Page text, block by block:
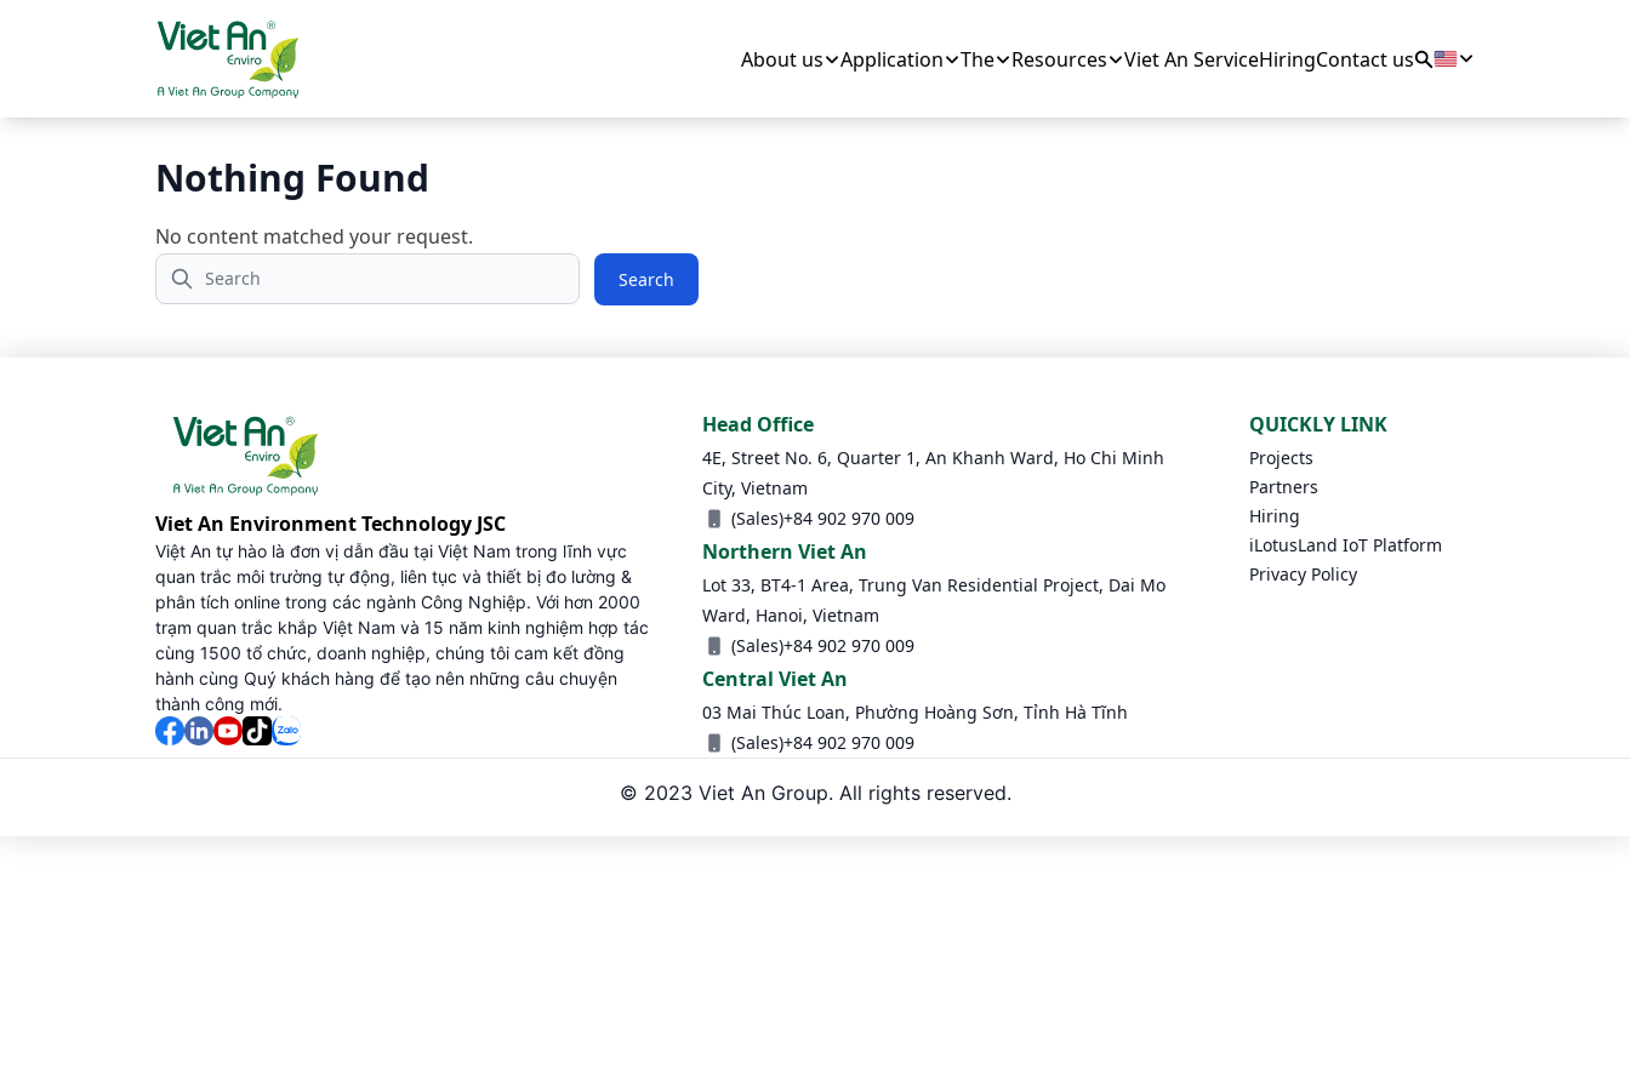
About us
Application The Resources Viet An ServiceHiringContact us
Nothing Found
No content matched your request.
Search
Viet An Environment Technology JSC
Việt An tự hào là đơn vị dẫn đầu tại Việt Nam trong lĩnh vực
quan trắc môi trường tự động, liên tục và thiết bị đo lường &
phân tích online trong các ngành Công Nghiệp. Với hơn 2000
trạm quan trắc khắp Việt Nam và 15 năm kinh nghiệm hợp tác
cùng 1500 tổ chức, doanh nghiệp, chúng tôi cam kết đồng
hành cùng Quý khách hàng để tạo nên những câu chuyện
thành công mới.
Head Office
4E, Street No. 6, Quarter 1, An Khanh Ward, Ho Chi Minh
City, Vietnam
(Sales)+84 902 970 009
Northern Viet An
Lot 33, BT4-1 Area, Trung Van Residential Project, Dai Mo
Ward, Hanoi, Vietnam
(Sales)+84 902 970 009
Central Viet An
03 Mai Thúc Loan, Phường Hoàng Sơn, Tỉnh Hà Tĩnh
(Sales)+84 902 970 009
QUICKLY LINK
Projects
Partners
Hiring
iLotusLand IoT Platform
Privacy Policy
© 2023 Viet An Group. All rights reserved.